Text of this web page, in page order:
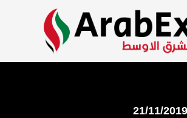
21/11/2019